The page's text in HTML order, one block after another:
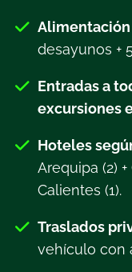
desayunos +
Entradas a
excursiones
Hoteles
Arequipa (2) +
Calientes (1).
Traslados
vehículo con